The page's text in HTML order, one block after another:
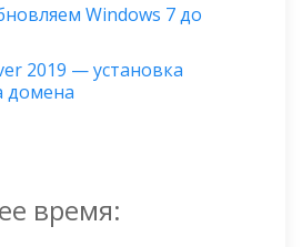
Windows 7 до
2019 — установка
домена
время: